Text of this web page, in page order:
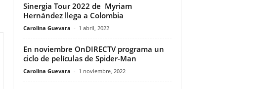
Sinergia Tour 2022 de Myriam
Hernández llega a Colombia
Carolina Guevara - 1 abril, 2022
En noviembre OnDIRECTV programa un
ciclo de películas de Spider-Man
Carolina Guevara - 1 noviembre, 2022